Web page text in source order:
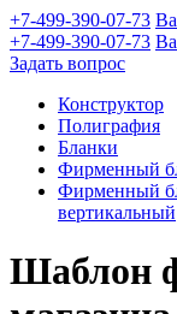
+7-499-390-07-73
+7-499-390-07-73
Задать вопрос
Конструктор
Полиграфия
Бланки
Фирменный
Фирменный
вертикальный
Шаблон